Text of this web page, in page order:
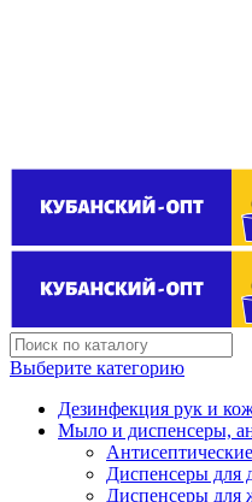
Выберите категорию
Дезинфекция рук и
Мыло и диспенсеры,
Диспенсеры для
Диспенсеры для